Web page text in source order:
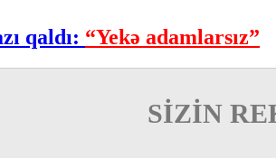
qaldı: “Yekə adamlarsız”
SİZİN